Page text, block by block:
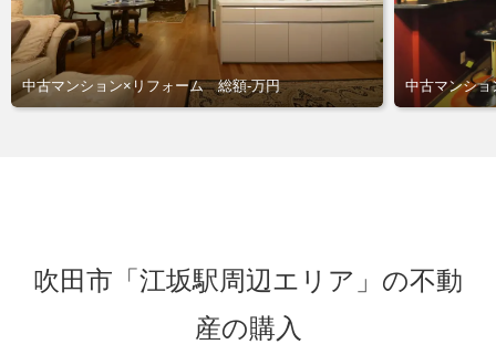
中古マンション×リフォーム 総額-万円 中古マンシ
吹田市「江坂駅周辺エリア」の不動
産の購入